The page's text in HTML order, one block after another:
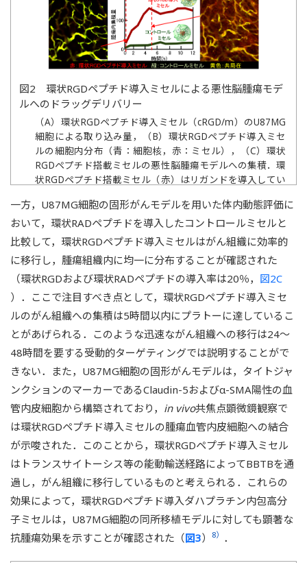
図2 環状RGDペプチド導入ミセルによる悪性脳腫瘍モデ
ルへのドラッグデリバリー
（A）環状RGDペプチド導入ミセル（cRGD/m）のU87MG
細胞による取り込み量，（B）環状RGDペプチド導入ミセ
ルの細胞内分布（青：細胞核，赤：ミセル），（C）環状
RGDペプチド搭載ミセルの悪性脳腫瘍モデルへの集積．環
状RGDペプチド搭載ミセル（赤）はリガンドを導入してい
にがん組織に移行することが確認された．文献8より改変
して引用．
一方，U87MG細胞の固形がんモデルを用いた体内動態評価に
おいて，環状RADペプチドを導入したコントロールミセルと
比較して，環状RGDペプチド導入ミセルはがん組織に効率的
に移行し，腫瘍組織内に均一に分布することが確認された
（環状RGDおよび環状RADペプチドの導入率は20％， 図2C
）．ここで注目すべき点として，環状RGDペプチド導入ミセ
ルのがん組織への集積は5時間以内にプラトーに達しているこ
とがあげられる．このような迅速ながん組織への移行は24～
48時間を要する受動的ターゲティングでは説明することがで
きない．また，U87MG細胞の固形がんモデルは，タイトジャ
ンクションのマーカーであるClaudin-5およびα-SMA陽性の血
管内皮細胞から構築されており， in vivo共焦点顕微鏡観察で
は環状RGDペプチド導入ミセルの腫瘍血管内皮細胞への結合
が示唆された．このことから，環状RGDペプチド導入ミセル
はトランスサイトーシス等の能動輸送経路によってBBTBを通
過し，がん組織に移行しているものと考えられる．これらの
効果によって，環状RGDペプチド導入ダハプラチン内包高分
子ミセルは，U87MG細胞の同所移植モデルに対しても顕著な
抗腫瘍効果を示すことが確認された（図3） 8） ．